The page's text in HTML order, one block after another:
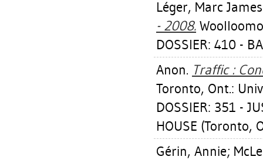
Léger, Marc James
- 2008.
DOSSIER: 410 -
Anon. Traffic :
Toronto, Ont.:
DOSSIER: 351 -
HOUSE (Toronto,
Gérin, Annie;